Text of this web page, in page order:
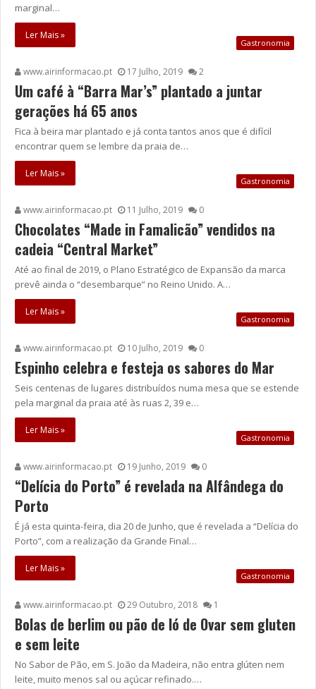
marginal…
Ler Mais »
Gastronomia
www.airinformacao.pt 17 Julho, 2019 2
Um café à “Barra Mar’s” plantado a juntar
gerações há 65 anos
Fica à beira mar plantado e já conta tantos anos que é difícil
encontrar quem se lembre da praia de…
Ler Mais »
Gastronomia
www.airinformacao.pt 11 Julho, 2019 0
Chocolates “Made in Famalicão” vendidos na
cadeia “Central Market”
Até ao final de 2019, o Plano Estratégico de Expansão da marca
prevê ainda o “desembarque” no Reino Unido. A…
Ler Mais »
Gastronomia
www.airinformacao.pt 10 Julho, 2019 0
Espinho celebra e festeja os sabores do Mar
Seis centenas de lugares distribuídos numa mesa que se estende
pela marginal da praia até às ruas 2, 39 e…
Ler Mais »
Gastronomia
www.airinformacao.pt 19 Junho, 2019 0
“Delícia do Porto” é revelada na Alfândega do
Porto
É já esta quinta-feira, dia 20 de Junho, que é revelada a “Delícia do
Porto”, com a realização da Grande Final…
Ler Mais »
Gastronomia
www.airinformacao.pt 29 Outubro, 2018 1
Bolas de berlim ou pão de ló de Ovar sem gluten
e sem leite
No Sabor de Pão, em S. João da Madeira, não entra glúten nem
leite, muito menos sal ou açúcar refinado.…